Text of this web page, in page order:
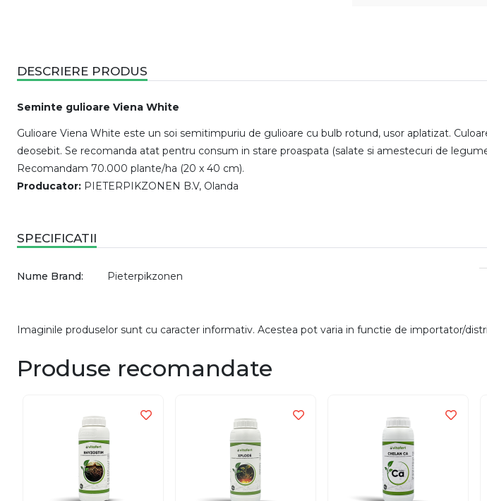
DESCRIERE PRODUS
Seminte gulioare Viena White
Gulioare Viena White este un soi semitimpuriu de gulioare cu bulb rotund, usor aplatizat.
deosebit. Se recomanda atat pentru consum in stare proaspata (salate si amestecuri de
Recomandam 70.000 plante/ha (20 x 40 cm).
Producator: PIETERPIKZONEN B.V, Olanda
SPECIFICATII
Nume Brand: Pieterpikzonen
Imaginile produselor sunt cu caracter informativ. Acestea pot varia in functie de importator/
Produse recomandate